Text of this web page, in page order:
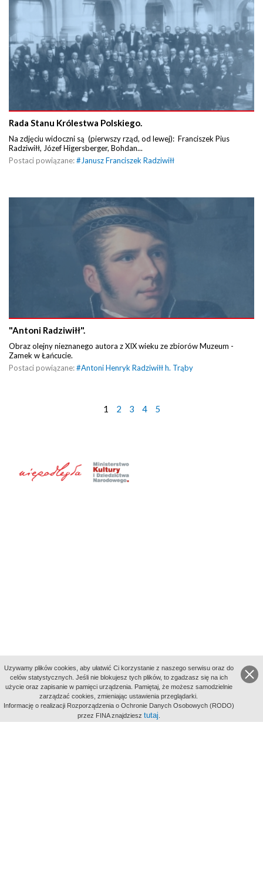
Rada Stanu Królestwa Polskiego.
Na zdjęciu widoczni są (pierwszy rząd, od lewej): Franciszek Pius
Radziwiłł, Józef Higersberger, Bohdan...
Postaci powiązane:# Janusz Franciszek Radziwiłł
"Antoni Radziwiłł".
Obraz olejny nieznanego autora z XIX wieku ze zbiorów Muzeum -
Zamek w Łańcucie.
Postaci powiązane:#Antoni Henryk Radziwiłł h. Trąby
1 2 3 4 5
aktywności
Uzywamy plików cookies, aby ułatwić Ci korzystanie z naszego serwisu oraz do
celów statystycznych. Jeśli nie blokujesz tych plików, to zgadzasz się na ich
użycie oraz zapisanie w pamięci urządzenia. Pamiętaj, że możesz samodzielnie
zarządzać cookies, zmieniając ustawienia przeglądarki.
Informację o realizacji Rozporządzenia o Ochronie Danych Osobowych (RODO)
przez FINA znajdziesz tutaj